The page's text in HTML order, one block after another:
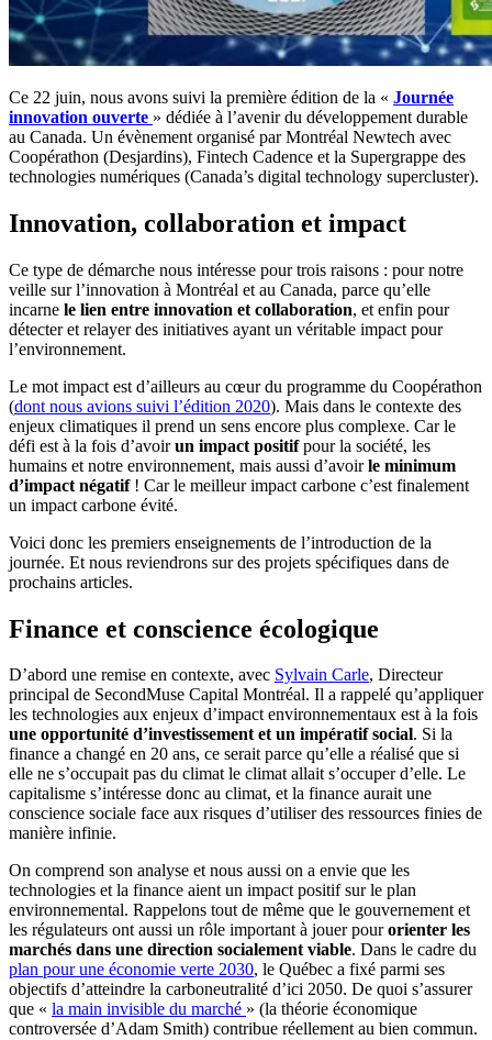
Ce 22 juin, nous avons suivi la première édition de la « Journée
innovation ouverte » dédiée à l’avenir du développement durable
au Canada. Un évènement organisé par Montréal Newtech avec
Coopérathon (Desjardins), Fintech Cadence et la Supergrappe des
technologies numériques (Canada’s digital technology supercluster).
Innovation, collaboration et impact
Ce type de démarche nous intéresse pour trois raisons : pour notre
veille sur l’innovation à Montréal et au Canada, parce qu’elle
incarne le lien entre innovation et collaboration, et enfin pour
détecter et relayer des initiatives ayant un véritable impact pour
l’environnement.
Le mot impact est d’ailleurs au cœur du programme du Coopérathon
(dont nous avions suivi l’édition 2020). Mais dans le contexte des
enjeux climatiques il prend un sens encore plus complexe. Car le
défi est à la fois d’avoirun impact positifpour la société, les
humains et notre environnement, mais aussi d’avoirle minimum
d’impact négatif! Car le meilleur impact carbone c’est finalement
un impact carbone évité.
Voici donc les premiers enseignements de l’introduction de la
journée. Et nous reviendrons sur des projets spécifiques dans de
prochains articles.
Finance et conscience écologique
D’abord une remise en contexte, avec Sylvain Carle, Directeur
principal de SecondMuse Capital Montréal. Il a rappelé qu’appliquer
les technologies aux enjeux d’impact environnementaux est à la fois
une opportunité d’investissement et un impératif social. Si la
finance a changé en 20 ans, ce serait parce qu’elle a réalisé que si
elle ne s’occupait pas du climat le climat allait s’occuper d’elle. Le
capitalisme s’intéresse donc au climat, et la finance aurait une
conscience sociale face aux risques d’utiliser des ressources finies de
manière infinie.
On comprend son analyse et nous aussi on a envie que les
technologies et la finance aient un impact positif sur le plan
environnemental. Rappelons tout de même que le gouvernement et
les régulateurs ont aussi un rôle important à jouer pourorienter les
marchés dans une direction socialement viable. Dans le cadre du
plan pour une économie verte 2030, le Québec a fixé parmi ses
objectifs d’atteindre la carboneutralité d’ici 2050. De quoi s’assurer
que « la main invisible du marché » (la théorie économique
controversée d’Adam Smith) contribue réellement au bien commun.